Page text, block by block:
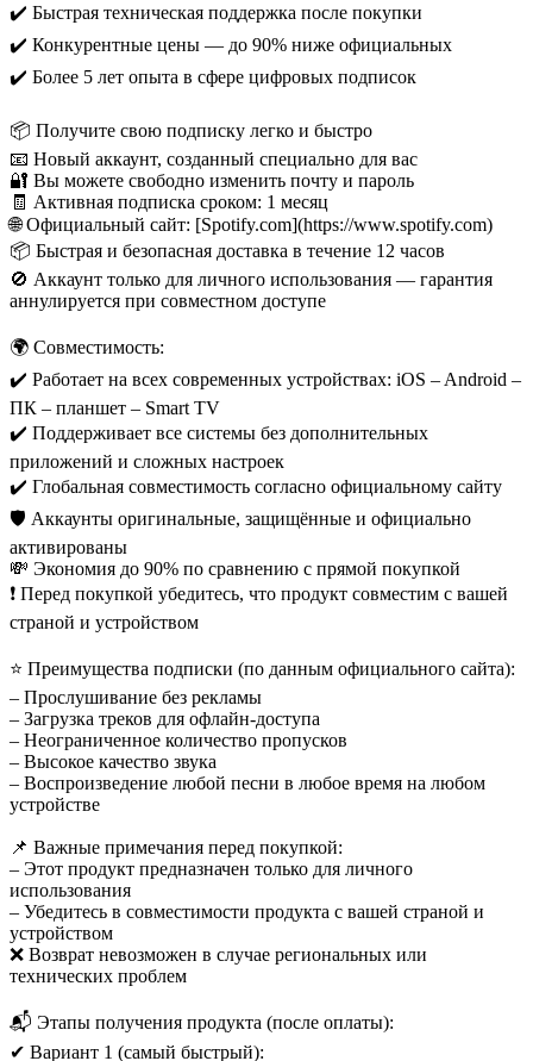
✔️ Быстрая техническая поддержка после покупки
✔️ Конкурентные цены — до 90% ниже официальных
✔️ Более 5 лет опыта в сфере цифровых подписок
📦 Получите свою подписку легко и быстро
📧 Новый аккаунт, созданный специально для вас
🔐 Вы можете свободно изменить почту и пароль
🧾 Активная подписка сроком: 1 месяц
🌐 Официальный сайт: [Spotify.com](https://www.spotify.com)
📦 Быстрая и безопасная доставка в течение 12 часов
🚫 Аккаунт только для личного использования — гарантия
аннулируется при совместном доступе
🌍 Совместимость:
✔️ Работает на всех современных устройствах: iOS – Android –
ПК – планшет – Smart TV
✔️ Поддерживает все системы без дополнительных
приложений и сложных настроек
✔️ Глобальная совместимость согласно официальному сайту
🛡️ Аккаунты оригинальные, защищённые и официально
активированы
💸 Экономия до 90% по сравнению с прямой покупкой
❗ Перед покупкой убедитесь, что продукт совместим с вашей
страной и устройством
⭐ Преимущества подписки (по данным официального сайта):
– Прослушивание без рекламы
– Загрузка треков для офлайн-доступа
– Неограниченное количество пропусков
– Высокое качество звука
– Воспроизведение любой песни в любое время на любом
устройстве
📌 Важные примечания перед покупкой:
– Этот продукт предназначен только для личного
использования
– Убедитесь в совместимости продукта с вашей страной и
устройством
❌ Возврат невозможен в случае региональных или
технических проблем
📬 Этапы получения продукта (после оплаты):
✔ Вариант 1 (самый быстрый):